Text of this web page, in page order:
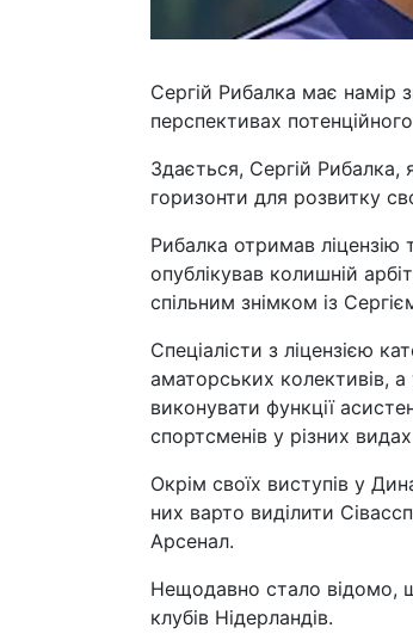
Сергій Рибалка має намір
перспективах
Здається, Сергій Рибалка,
горизонти для розвитку
Рибалка отримав ліцензію
опублікував колишній
спільним знімком із
Спеціалісти з ліцензією
аматорських колективів,
виконувати функції
спортсменів у різних
Окрім своїх виступів у
них варто виділити
Арсенал.
Нещодавно стало відомо,
клубів Нідерландів.